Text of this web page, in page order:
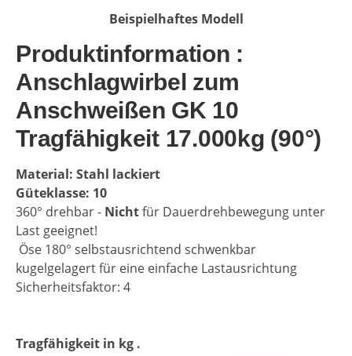
Beispielhaftes Modell
Produktinformation :
Anschlagwirbel zum
Anschweißen GK 10
Tragfähigkeit 17.000kg (90°)
Material: Stahl lackiert
Güteklasse: 10
360° drehbar - Nichtfür Dauerdrehbewegung unter
Last geeignet!
Öse 180° selbstausrichtend schwenkbar
kugelgelagert für eine einfache Lastausrichtung
Sicherheitsfaktor: 4
Tragfähigkeit in kg .